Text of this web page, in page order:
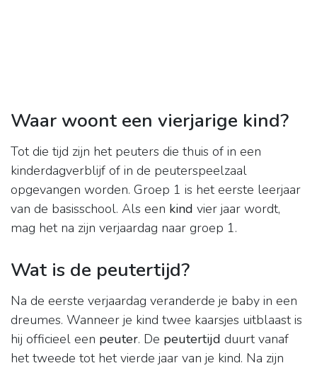
Waar woont een vierjarige kind?
Tot die tijd zijn het peuters die thuis of in een
kinderdagverblijf of in de peuterspeelzaal
opgevangen worden. Groep 1 is het eerste leerjaar
van de basisschool. Als een kind vier jaar wordt,
mag het na zijn verjaardag naar groep 1.
Wat is de peutertijd?
Na de eerste verjaardag veranderde je baby in een
dreumes. Wanneer je kind twee kaarsjes uitblaast is
hij officieel een peuter. De peutertijd duurt vanaf
het tweede tot het vierde jaar van je kind. Na zijn